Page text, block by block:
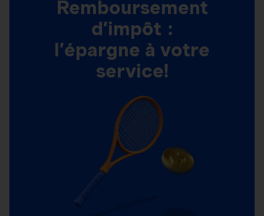
Remboursement
d’impôt :
l’épargne à votre
service!